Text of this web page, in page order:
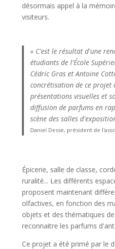
désormais appel à la
visiteurs.
« C'est le résultat d'une
étudiants de l'École
Cédric Gras et Antoine
concrétisation de ce projet
présentations visuelles et
diffusion de parfums en
scène des salles
Daniel Desse, président de
Épicerie, salle de classe,
ruralité... Les différents
proposent maintenant
olfactives, en fonction des
objets et des thématiques
reconnaitre les parfums
Ce projet a été primé par le